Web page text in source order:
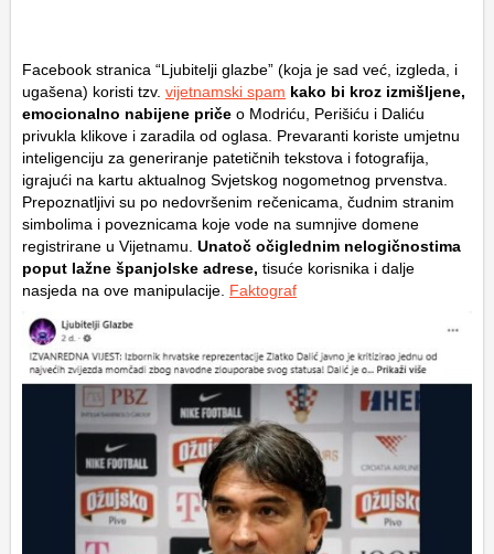
Facebook stranica “Ljubitelji glazbe” (koja je sad već, izgleda, i
ugašena) koristi tzv. vijetnamski spam kako bi kroz izmišljene,
emocionalno nabijene priče o Modriću, Perišiću i Daliću
privukla klikove i zaradila od oglasa. Prevaranti koriste umjetnu
inteligenciju za generiranje patetičnih tekstova i fotografija,
igrajući na kartu aktualnog Svjetskog nogometnog prvenstva.
Prepoznatljivi su po nedovršenim rečenicama, čudnim stranim
simbolima i poveznicama koje vode na sumnjive domene
registrirane u Vijetnamu. Unatoč očiglednim nelogičnostima
poput lažne španjolske adrese, tisuće korisnika i dalje
nasjeda na ove manipulacije. Faktograf